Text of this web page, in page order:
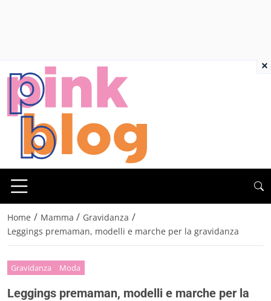
Home / Mamma / Gravidanza /
Leggings premaman, modelli e marche per la gravidanza
Gravidanza Moda
Leggings premaman, modelli e marche per la
×